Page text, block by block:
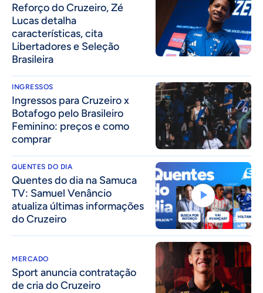
⁠Reforço do Cruzeiro, Zé
Lucas detalha
características, cita
Libertadores e Seleção
Brasileira
INGRESSOS
Ingressos para Cruzeiro x
Botafogo pelo Brasileiro
Feminino: preços e como
comprar
QUENTES DO DIA
Quentes do dia na Samuca
TV: Samuel Venâncio
atualiza últimas informações
do Cruzeiro
MERCADO
Sport anuncia contratação
de cria do Cruzeiro